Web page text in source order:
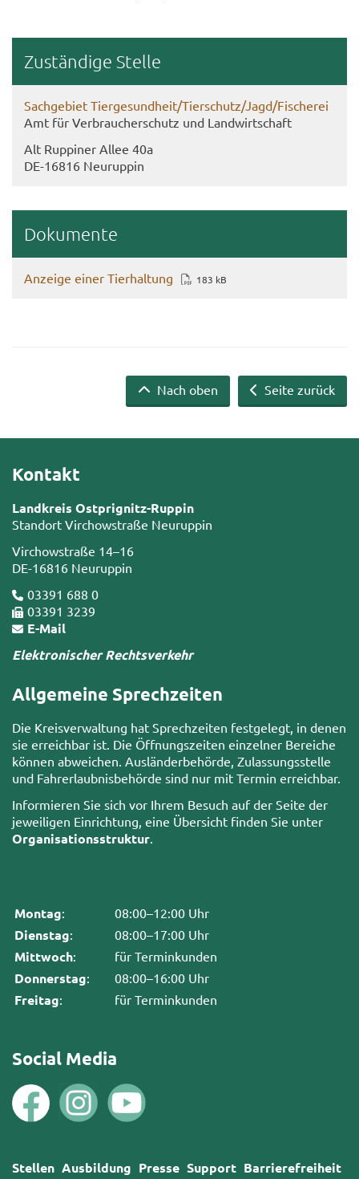
Zu­stän­di­ge Stel­le
Sach­ge­biet Tier­ge­sund­heit/Tier­schutz/Jagd/Fi­sche­rei
Amt für Ver­brau­cher­schutz und Land­wirt­schaft
Alt Rup­pi­ner Allee 40a
DE-​16816 Neu­rup­pin
Do­ku­men­te
An­zei­ge einer Tier­hal­tung 183 kB
Seite zurück
Nach oben
Kontakt
Landkreis Ostprignitz-Ruppin
Standort Virchowstraße Neuruppin
Virchowstraße 14–16
DE-16816 Neuruppin
03391 688 0
03391 3239
E-Mail
Elektronischer Rechtsverkehr
Allgemeine Sprechzeiten
Die Kreisverwaltung hat Sprechzeiten festgelegt, in denen
sie erreichbar ist. Die Öffnungszeiten einzelner Bereiche
können abweichen. Ausländerbehörde, Zulassungsstelle
und Fahrerlaubnisbehörde sind nur mit Termin erreichbar.
Informieren Sie sich vor Ihrem Besuch auf der Seite der
jeweiligen Einrichtung, eine Übersicht finden Sie unter
Organisationsstruktur
Montag: 08:00–12:00 Uhr
Dienstag: 08:00–17:00 Uhr
Mittwoch: für Terminkunden
Donnerstag: 08:00–16:00 Uhr
Freitag: für Terminkunden
Social Media
Stellen Ausbildung Presse Support Barrierefreiheit